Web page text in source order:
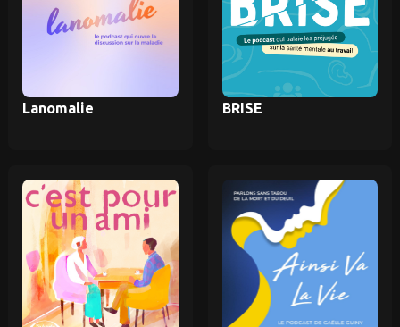
Lanomalie BRISE